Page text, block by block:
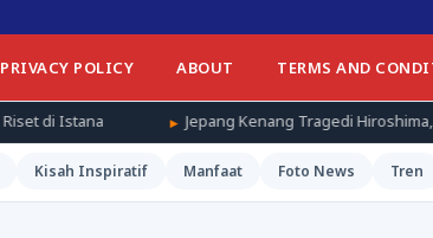
PRIVACY POLICY ABOUT TERMS AND
Jepang Kenang Tragedi Hiroshima, Seruan Dunia
Kisah Inspiratif Manfaat Foto News Tren